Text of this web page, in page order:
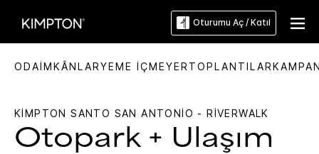
Oturumu Aç / Katıl
ODAİMKÂNLARYEME İÇMEYER TOPLANTILAR
KIMPTON SANTO SAN ANTONIO - RIVERWALK
Otopark + Ulaşım